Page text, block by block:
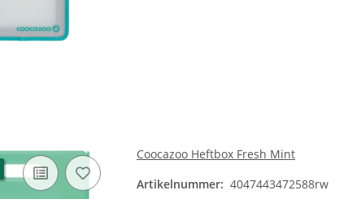
Coocazoo Heftbox Fresh Mint
Artikelnummer: 4047443472588rw